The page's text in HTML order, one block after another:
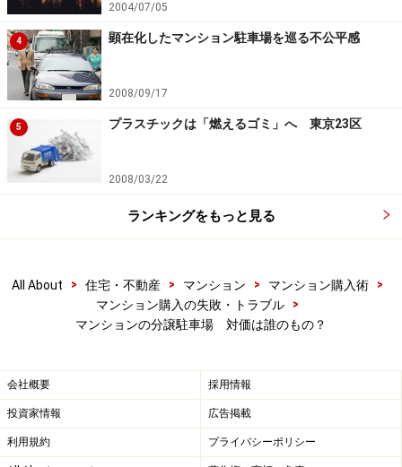
2004/07/05
4 顕在化したマンション駐車場を巡る不公平感
2008/09/17
5 プラスチックは「燃えるゴミ」へ 東京23区
2008/03/22
ランキングをもっと見る
All About > 住宅・不動産 > マンション > マンション購入術
>
マンション購入の失敗・トラブル
>
マンションの分譲駐車場 対価は誰のもの？
会社概要 採用情報
投資家情報 広告掲載
利用規約 プライバシーポリシー